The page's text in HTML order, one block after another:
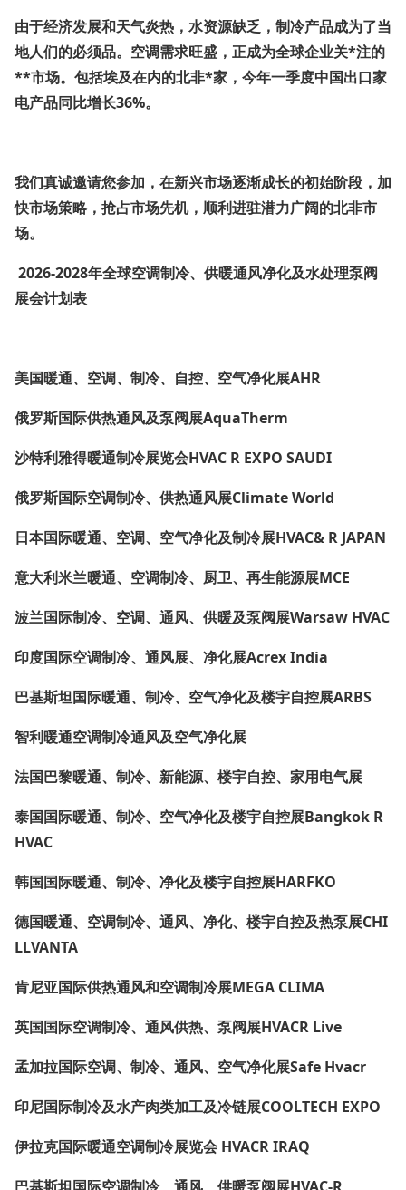
由于经济发展和天气炎热，水资源缺乏，制冷产品成为了当
地人们的必须品。空调需求旺盛，正成为全球企业关*注的
**市场。包括埃及在内的北非*家，今年一季度中国出口家
电产品同比增长36%。
我们真诚邀请您参加，在新兴市场逐渐成长的初始阶段，加
快市场策略，抢占市场先机，顺利进驻潜力广阔的北非市
场。
2026-2028年全球空调制冷、供暖通风净化及水处理泵阀
展会计划表
美国暖通、空调、制冷、自控、空气净化展AHR
俄罗斯国际供热通风及泵阀展AquaTherm
沙特利雅得暖通制冷展览会HVAC R EXPO SAUDI
俄罗斯国际空调制冷、供热通风展Climate World
日本国际暖通、空调、空气净化及制冷展HVAC& R JAPAN
意大利米兰暖通、空调制冷、厨卫、再生能源展MCE
波兰国际制冷、空调、通风、供暖及泵阀展Warsaw HVAC
印度国际空调制冷、通风展、净化展Acrex India
巴基斯坦国际暖通、制冷、空气净化及楼宇自控展ARBS
智利暖通空调制冷通风及空气净化展
法国巴黎暖通、制冷、新能源、楼宇自控、家用电气展
泰国国际暖通、制冷、空气净化及楼宇自控展Bangkok R
HVAC
韩国国际暖通、制冷、净化及楼宇自控展HARFKO
德国暖通、空调制冷、通风、净化、楼宇自控及热泵展CHI
LLVANTA
肯尼亚国际供热通风和空调制冷展MEGA CLIMA
英国国际空调制冷、通风供热、泵阀展HVACR Live
孟加拉国际空调、制冷、通风、空气净化展Safe Hvacr
印尼国际制冷及水产肉类加工及冷链展COOLTECH EXPO
伊拉克国际暖通空调制冷展览会 HVACR IRAQ